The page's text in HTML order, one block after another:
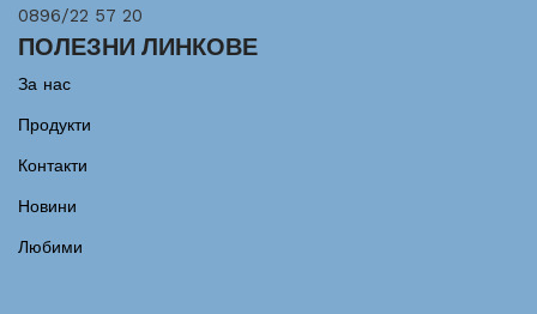
0896/22 57 20
ПОЛЕЗНИ ЛИНКОВЕ
За нас
Продукти
Контакти
Новини
Любими